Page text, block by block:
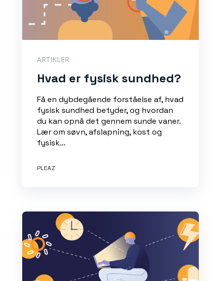
ARTIKLER
Hvad er fysisk sundhed?
Få en dybdegående forståelse af, hvad
fysisk sundhed betyder, og hvordan
du kan opnå det gennem sunde vaner.
Lær om søvn, afslapning, kost og
fysisk...
PLEAZ